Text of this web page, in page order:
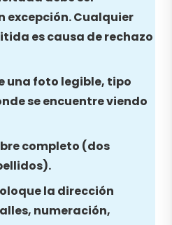
excepción. Cualquier
es causa de rechazo
una foto legible, tipo
se encuentre viendo
completo (dos
la dirección
numeración,